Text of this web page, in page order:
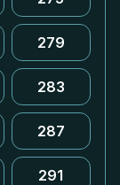
279
283
287
291